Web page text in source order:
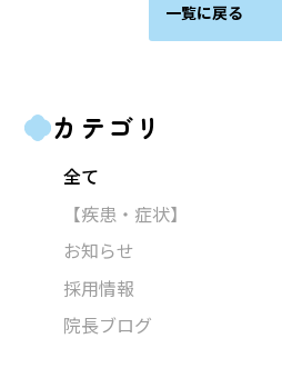
カテゴリ
全て
【疾患・症状】
お知らせ
採用情報
院長ブログ
一覧に戻る